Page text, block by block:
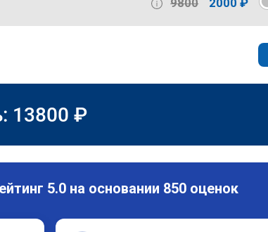
9800 2000 ₽
13800 ₽
5.0 на основании 850 оценок